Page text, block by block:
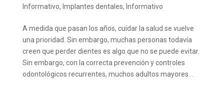
Informativo, Implantes dentales, Informativo
A medida que pasan los años, cuidar la salud se vuelve
una prioridad. Sin embargo, muchas personas todavía
creen que perder dientes es algo que no se puede evitar.
Sin embargo, con la correcta prevención y controles
odontológicos recurrentes, muchos adultos mayores...